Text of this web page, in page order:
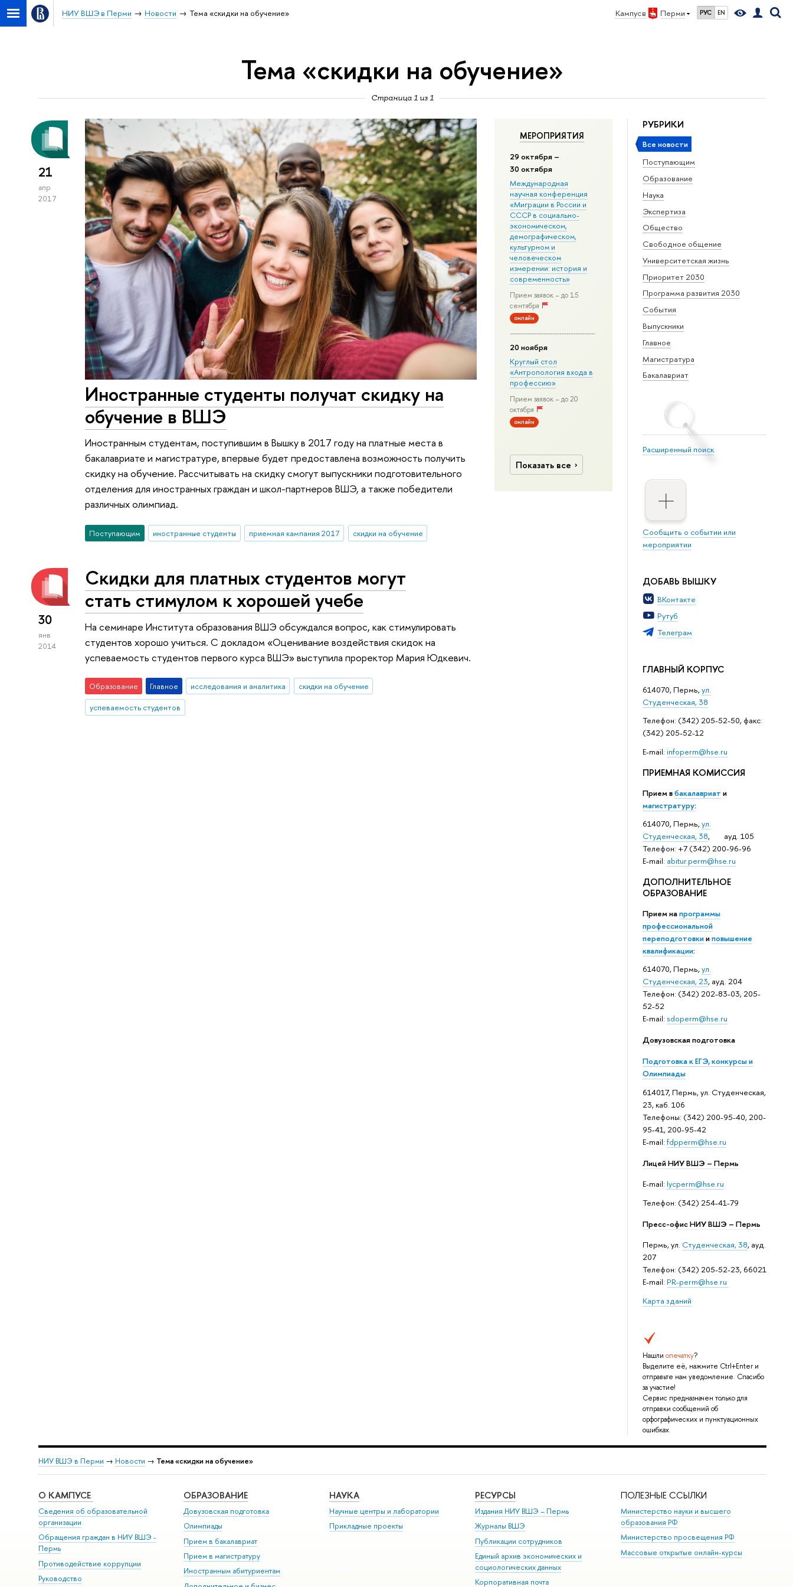
Кампус в Перми РУС EN
НИУ ВШЭ в Перми Новости Тема «скидки на обучение»
Тема «скидки на обучение»
Страница 1 из 1
РУБРИКИ
Все новости
Поступающим
Образование
Наука
Экспертиза
Общество
Свободное общение
Университетская жизнь
Приоритет 2030
Программа развития 2030
События
Выпускники
Главное
Магистратура
Бакалавриат
Расширенный поиск
Сообщить о событии или
мероприятии
ДОБАВЬ ВЫШКУ
ВКонтакте
Рутуб
Телеграм
ГЛАВНЫЙ КОРПУС
614070, Пермь,ул.
Студенческая, 38
Телефон: (342) 205-52-50, факс:
(342) 205-52-12
Е-mail: infoperm@hse.ru
ПРИЕМНАЯ КОМИССИЯ
Прием вбакалавриат и
магистратуру:
614070, Пермь,ул.
Студенческая, 38, ауд. 105
Телефон: +7 (342) 200-96-96
E-mail: abitur.perm@hse.ru
ДОПОЛНИТЕЛЬНОЕ
ОБРАЗОВАНИЕ
Прием напрограммы
профессиональной
переподготовкииповышение
квалификации:
614070, Пермь,ул.
Студенческая, 23, ауд. 204
Телефон: (342) 202-83-03, 205-
52-52
E-mail: sdoperm@hse.ru
Довузовская подготовка
Подготовка к ЕГЭ, конкурсы и
Олимпиады
614017, Пермь, ул. Студенческая,
23, каб. 106
Телефоны: (342) 200-95-40, 200-
95-41, 200-95-42
E-mail: fdpperm@hse.ru
Лицей НИУ ВШЭ – Пермь
E-mail: lycperm@hse.ru
Телефон: (342) 254-41-79
Пресс-офис НИУ ВШЭ – Пермь
Пермь, ул. Студенческая, 38, ауд.
207
Телефон: (342) 205-52-23, 66021
E-mail: PR-perm@hse.ru
Карта зданий
Нашли опечатку?
Выделите её, нажмите Ctrl+Enter и
отправьте нам уведомление. Спасибо
за участие!
Сервис предназначен только для
отправки сообщений об
орфографических и пунктуационных
ошибках.
МЕРОПРИЯТИЯ
29 октября –
30 октября
Международная
научная конференция
«Миграции в Росcии и
СССР в социально-
экономическом,
демографическом,
культурном и
человеческом
измерении: история и
современность»
Прием заявок – до 15
сентября
онлайн
20 ноября
Круглый стол
«Антропология входа в
профессию»
Прием заявок – до 20
октября
онлайн
Показать все
21
апр
2017
Иностранные студенты получат скидку на
обучение в ВШЭ
Иностранным студентам, поступившим в Вышку в 2017 году на платные места в
бакалавриате и магистратуре, впервые будет предоставлена возможность получить
скидку на обучение. Рассчитывать на скидку смогут выпускники подготовительного
отделения для иностранных граждан и школ-партнеров ВШЭ, а также победители
различных олимпиад.
Поступающим иностранные студенты приемная кампания 2017 скидки на обучение
30
янв
2014
Скидки для платных студентов могут
стать стимулом к хорошей учебе
На семинаре Института образования ВШЭ обсуждался вопрос, как стимулировать
студентов хорошо учиться. С докладом «Оценивание воздействия скидок на
успеваемость студентов первого курса ВШЭ» выступила проректор Мария Юдкевич.
Образование Главное исследования и аналитика
скидки на обучение
успеваемость студентов
НИУ ВШЭ в Перми → Новости → Тема «скидки на обучение»
О КАМПУСЕ
Сведения об образовательной
организации
Обращения граждан в НИУ ВШЭ -
Пермь
Противодействие коррупции
Руководство
ОБРАЗОВАНИЕ
Довузовская подготовка
Олимпиады
Прием в бакалавриат
Прием в магистратуру
Иностранным абитуриентам
НАУКА
Научные центры и лаборатории
Прикладные проекты
РЕСУРСЫ
Издания НИУ ВШЭ ­– Пермь
Журналы ВШЭ
Публикации сотрудников
Единый архив экономических и
социологических данных
Корпоративная почта
ПОЛЕЗНЫЕ ССЫЛКИ
Министерство науки и высшего
образования РФ
Министерство просвещения РФ
Массовые открытые онлайн-курсы